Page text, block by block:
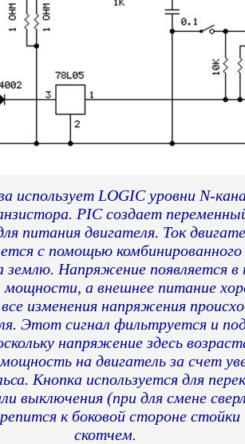
использует LOGICуровни N-
PICсоздает
питания двигателя. Ток
с помощью
землю. Напряжение появляетсяв
мощности, а внешнее питание
все изменения напряжения
Этот сигнал фильтруется и
напряжение здесь
на двигательза счет
Кнопка используется для
выключения (при для смене
к боковойстороне
скотчем.